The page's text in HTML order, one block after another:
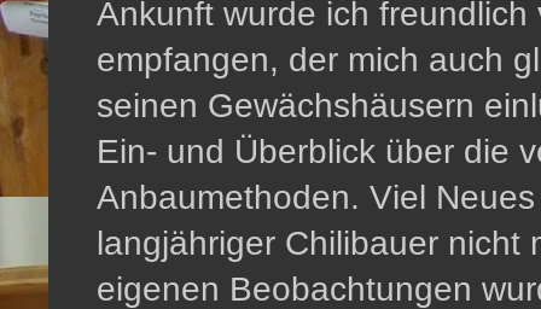
Ankunft wurde ich
empfangen, der mich auch
seinen Gewächshäusern
Ein- und Überblick über die
Anbaumethoden. Viel
langjähriger Chilibauer nicht
eigenen Beobachtungen